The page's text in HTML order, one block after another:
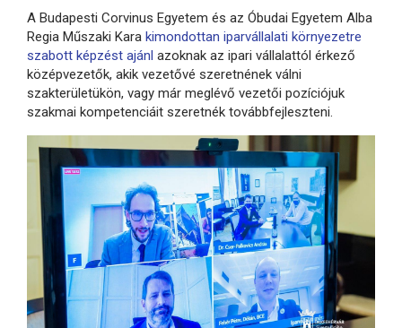
A Budapesti Corvinus Egyetem és az Óbudai Egyetem Alba
Regia Műszaki Kara kimondottan iparvállalati környezetre
szabott képzést ajánl azoknak az ipari vállalattól érkező
középvezetők, akik vezetővé szeretnének válni
szakterületükön, vagy már meglévő vezetői pozíciójuk
szakmai kompetenciáit szeretnék továbbfejleszteni.